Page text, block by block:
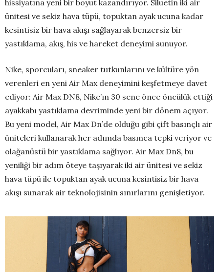
hissiyatına yeni bir boyut kazandırıyor. Siluetin iki air
ünitesi ve sekiz hava tüpü, topuktan ayak ucuna kadar
kesintisiz bir hava akışı sağlayarak benzersiz bir
yastıklama, akış, his ve hareket deneyimi sunuyor.
Nike, sporcuları, sneaker tutkunlarını ve kültüre yön
verenleri en yeni Air Max deneyimini keşfetmeye davet
ediyor: Air Max DN8, Nike’ın 30 sene önce öncülük ettiği
ayakkabı yastıklama devriminde yeni bir dönem açıyor.
Bu yeni model, Air Max Dn’de olduğu gibi çift basınçlı air
üniteleri kullanarak her adımda basınca tepki veriyor ve
olağanüstü bir yastıklama sağlıyor. Air Max Dn8, bu
yeniliği bir adım öteye taşıyarak iki air ünitesi ve sekiz
hava tüpü ile topuktan ayak ucuna kesintisiz bir hava
akışı sunarak air teknolojisinin sınırlarını genişletiyor.